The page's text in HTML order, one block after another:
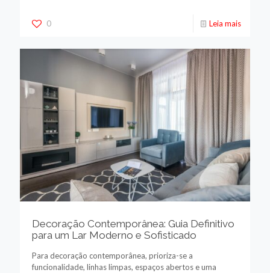
0 Leia mais
Decoração Contemporânea: Guia Definitivo
para um Lar Moderno e Sofisticado
Para decoração contemporânea, prioriza-se a
funcionalidade, linhas limpas, espaços abertos e uma